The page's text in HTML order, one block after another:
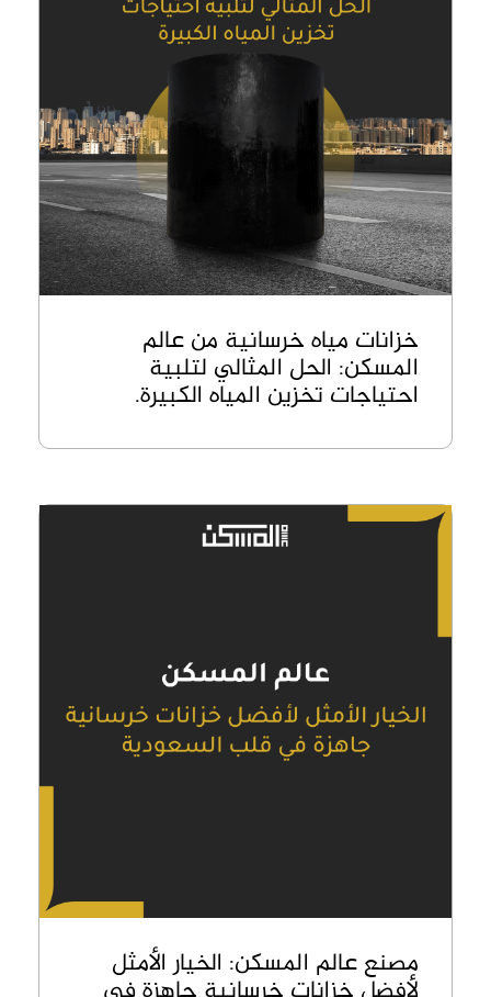
خزانات مياه خرسانية من عالم
المسكن: الحل المثالي لتلبية
احتياجات تخزين المياه الكبيرة.
مصنع عالم المسكن: الخيار الأمثل